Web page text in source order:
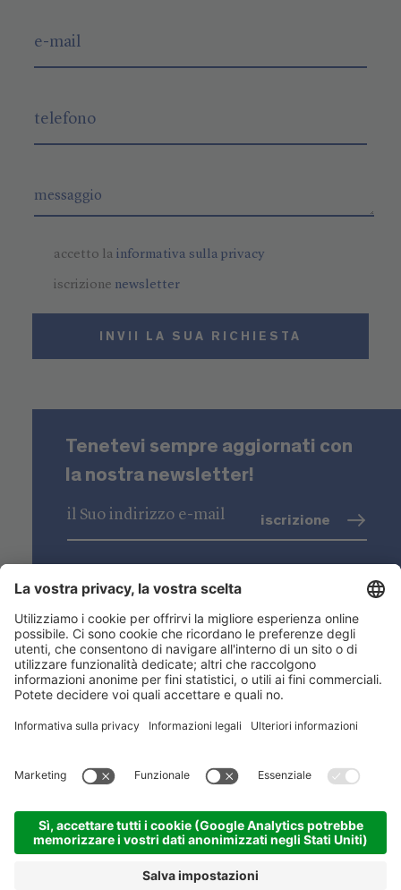
accetto lainformativa sulla privacy
iscrizione newsletter
INVII LA SUA RICHIESTA
Tenetevi sempre aggiornati con
la nostra newsletter!
iscrizione
Niederstätter SpA
Sedi
Gamma prodotti
Link utili
ACADEMY